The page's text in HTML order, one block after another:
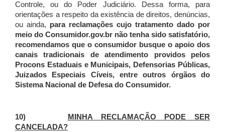
Controle, ou do Poder Judiciário. Dessa forma, para
orientações a respeito da existência de direitos, denúncias,
ou ainda, para reclamações cujo tratamento dado por
meio do Consumidor.gov.br não tenha sido satisfatório,
recomendamos que o consumidor busque o apoio dos
canais tradicionais de atendimento providos pelos
Procons Estaduais e Municipais, Defensorias Públicas,
Juizados Especiais Cíveis, entre outros órgãos do
Sistema Nacional de Defesa do Consumidor.
10)
MINHA RECLAMAÇÃO PODE SER
CANCELADA?